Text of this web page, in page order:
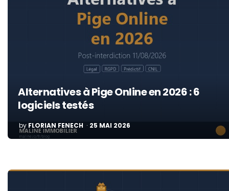
Alternatives à Pige Online en 2026 : 6
logiciels testés
POSTED
BY
by FLORIAN FENECH 25 MAI 2026